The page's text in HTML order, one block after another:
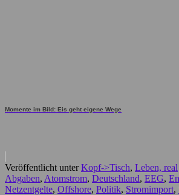
Momente im Bild: Eis geht eigene Wege
Veröffentlicht unter Kopf->Tisch, Leben, real
Abgaben, Atomstrom, Deutschland, EEG,
Netzentgelte, Offshore, Politik, Stromimport,